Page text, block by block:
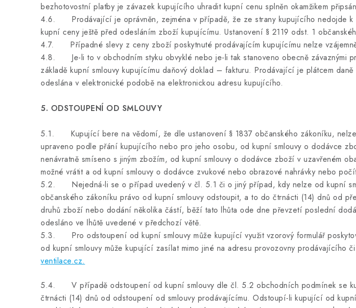
bezhotovostní platby je závazek kupujícího uhradit kupní cenu splněn okamžikem
4.6. Prodávající je oprávněn, zejména v případě, že ze strany kupujícího nedojde k
kupní ceny ještě před odesláním zboží kupujícímu. Ustanovení § 2119 odst. 1
4.7. Případné slevy z ceny zboží poskytnuté prodávajícím kupujícímu nelze
4.8. Je-li to v obchodním styku obvyklé nebo je-li tak stanoveno obecně závaznými
základě kupní smlouvy kupujícímu daňový doklad – fakturu. Prodávající je plátcem
odeslána v elektronické podobě na elektronickou adresu kupujícího.
5. ODSTOUPENÍ OD SMLOUVY
5.1. Kupující bere na vědomí, že dle ustanovení § 1837 občanského zákoníku,
upraveno podle přání kupujícího nebo pro jeho osobu, od kupní smlouvy o dodávce
nenávratně smíseno s jiným zbožím, od kupní smlouvy o dodávce zboží v uzavřeném
možné vrátit a od kupní smlouvy o dodávce zvukové nebo obrazové nahrávky nebo
5.2. Nejedná-li se o případ uvedený v čl. 5.1 či o jiný případ, kdy nelze od kupní
občanského zákoníku právo od kupní smlouvy odstoupit, a to do čtrnácti (14) dnů od
druhů zboží nebo dodání několika částí, běží tato lhůta ode dne převzetí poslední
odesláno ve lhůtě uvedené v předchozí větě.
5.3. Pro odstoupení od kupní smlouvy může kupující využit vzorový formulář
od kupní smlouvy může kupující zasílat mimo jiné na adresu provozovny prodávajícího
ventilace.cz.
5.4. V případě odstoupení od kupní smlouvy dle čl. 5.2 obchodních podmínek se
čtrnácti (14) dnů od odstoupení od smlouvy prodávajícímu. Odstoupí-li kupující od